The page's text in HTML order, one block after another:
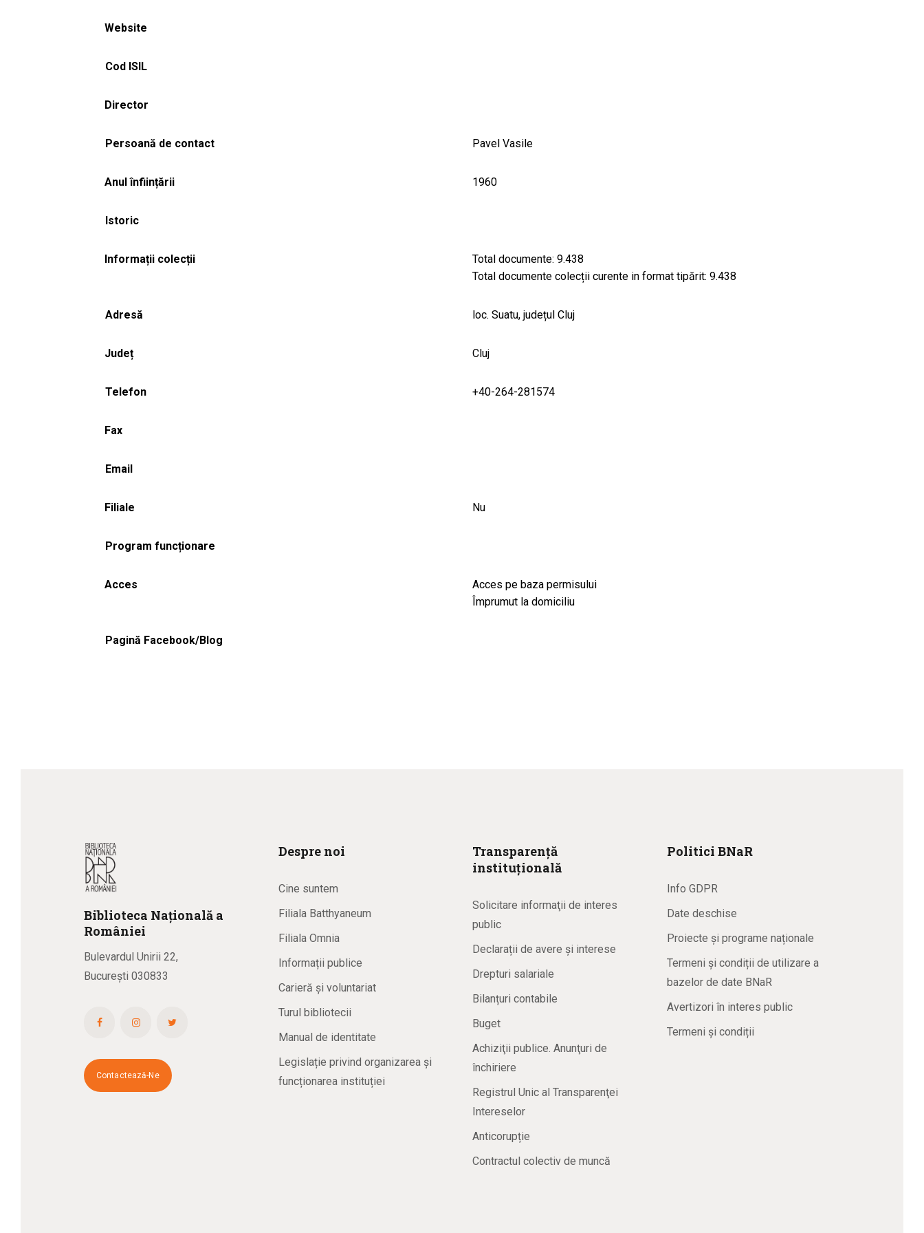
Website
Cod ISIL
Director
Persoană de contact Pavel Vasile
Anul înființării 1960
Istoric
Informații colecții
Total documente: 9.438
Total documente colecții curente in format tipărit: 9.438
Adresă loc. Suatu, județul Cluj
Județ Cluj
Telefon +40-264-281574
Fax
Email
Filiale Nu
Program funcționare
Acces
Acces pe baza permisului
Împrumut la domiciliu
Pagină Facebook/Blog
Biblioteca Națională a
României
Bulevardul Unirii 22,
București 030833
Contactează-Ne
Despre noi
Cine suntem
Filiala Batthyaneum
Filiala Omnia
Informații publice
Carieră și voluntariat
Turul bibliotecii
Manual de identitate
Legislație privind organizarea și
funcționarea instituției
Transparență
instituțională
Solicitare informaţii de interes
public
Declarații de avere și interese
Drepturi salariale
Bilanțuri contabile
Buget
Achiziţii publice. Anunţuri de
închiriere
Registrul Unic al Transparenţei
Intereselor
Anticorupție
Contractul colectiv de muncă
Politici BNaR
Info GDPR
Date deschise
Proiecte și programe naționale
Termeni și condiții de utilizare a
bazelor de date BNaR
Avertizori în interes public
Termeni și condiții